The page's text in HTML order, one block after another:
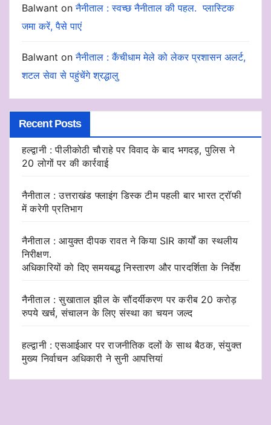
Balwant onनैनीताल : स्वच्छ नैनीताल की पहल. प्लास्टिक
जमा करें, पैसे पाएं
Balwant onनैनीताल : कैंचीधाम मेले को लेकर प्रशासन अलर्ट,
शटल सेवा से पहुंचेंगे श्रद्धालु
Recent Posts
हल्द्वानी : पीलीकोठी चौराहे पर विवाद के बाद भगदड़, पुलिस ने
20 लोगों पर की कार्रवाई
नैनीताल : उत्तराखंड फ्लाइंग डिस्क टीम पहली बार भारत ट्रॉफी
में करेगी प्रतिभाग
नैनीताल : आयुक्त दीपक रावत ने किया SIR कार्यों का स्थलीय
निरीक्षण.
अधिकारियों को दिए समयबद्ध निस्तारण और पारदर्शिता के निर्देश
नैनीताल : सुखाताल झील के सौंदर्यीकरण पर करीब 20 करोड़
रुपये खर्च, संचालन के लिए संस्था का चयन जल्द
हल्द्वानी : एसआईआर पर राजनीतिक दलों के साथ बैठक, संयुक्त
मुख्य निर्वाचन अधिकारी ने सुनी आपत्तियां